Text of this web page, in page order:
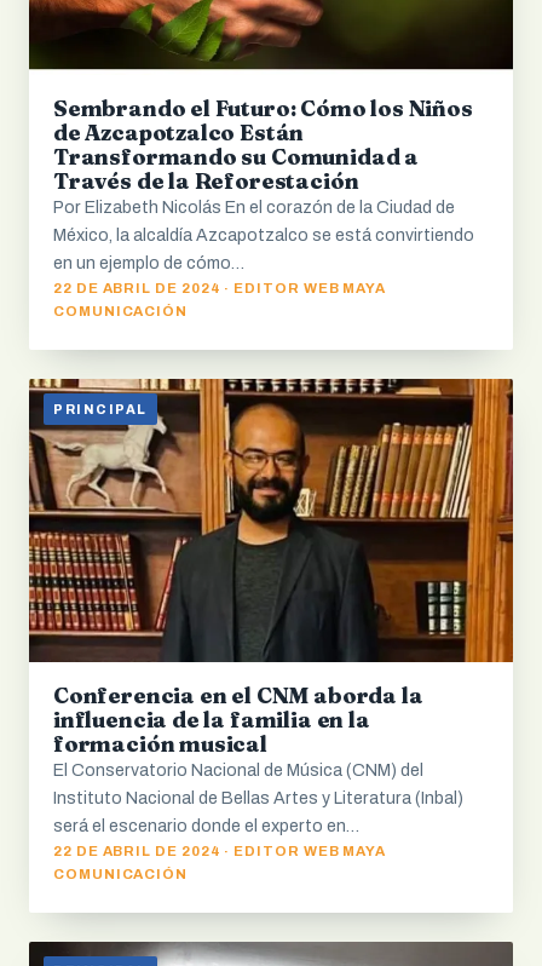
Sembrando el Futuro: Cómo los Niños
de Azcapotzalco Están
Transformando su Comunidad a
Través de la Reforestación
Por Elizabeth Nicolás En el corazón de la Ciudad de
México, la alcaldía Azcapotzalco se está convirtiendo
en un ejemplo de cómo…
22 DE ABRIL DE 2024 · EDITOR WEB MAYA
COMUNICACIÓN
PRINCIPAL
Conferencia en el CNM aborda la
influencia de la familia en la
formación musical
El Conservatorio Nacional de Música (CNM) del
Instituto Nacional de Bellas Artes y Literatura (Inbal)
será el escenario donde el experto en…
22 DE ABRIL DE 2024 · EDITOR WEB MAYA
COMUNICACIÓN